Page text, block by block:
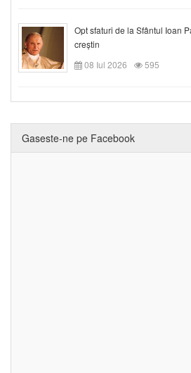
Opt sfaturi de la Sfântul Ioan
creștin
08 Iul 2026
595
Gaseste-ne pe Facebook